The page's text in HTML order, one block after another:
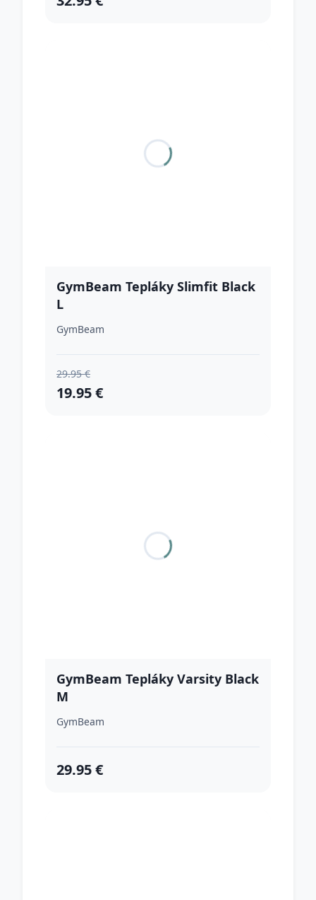
GymBeam Tepláky Slimfit Black
L
GymBeam
29.95 €
19.95 €
GymBeam Tepláky Varsity Black
M
GymBeam
29.95 €